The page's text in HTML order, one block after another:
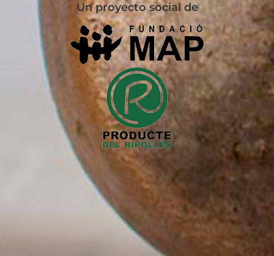
Un proyecto social de